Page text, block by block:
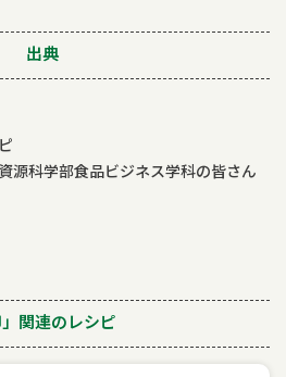
出典
科学部食品ビジネス学科の皆さん
」関連のレシピ